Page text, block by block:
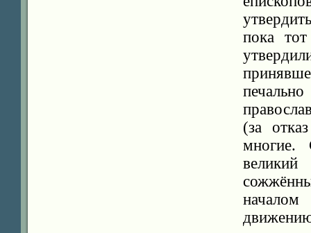
пока
(за
многие.
началом